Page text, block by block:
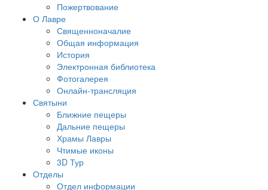
Пожертвование
О Лавре
Священноначалие
Общая информация
История
Электронная библиотека
Фотогалерея
Онлайн-трансляция
Святыни
Ближние пещеры
Дальние пещеры
Храмы Лавры
Чтимые иконы
3D Тур
Отделы
Отдел информации